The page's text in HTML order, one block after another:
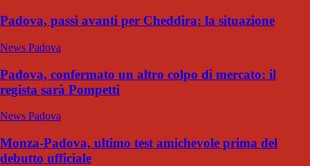
Padova, passi avanti per Cheddira: la situazione
News Padova
Padova, confermato un altro colpo di mercato: il
regista sarà Pompetti
News Padova
Monza-Padova, ultimo test amichevole prima del
debutto ufficiale